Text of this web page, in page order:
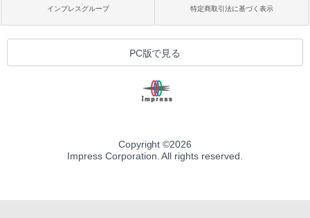
インプレスグループ 特定商取引法に基づく表示
PC版で見る
Copyright ©2026
Impress Corporation. All rights reserved.